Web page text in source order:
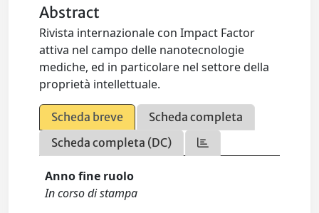
Abstract
Rivista internazionale con Impact Factor
attiva nel campo delle nanotecnologie
mediche, ed in particolare nel settore della
proprietà intellettuale.
Scheda breve
Scheda completa
Scheda completa (DC)
Anno fine ruolo
In corso di stampa